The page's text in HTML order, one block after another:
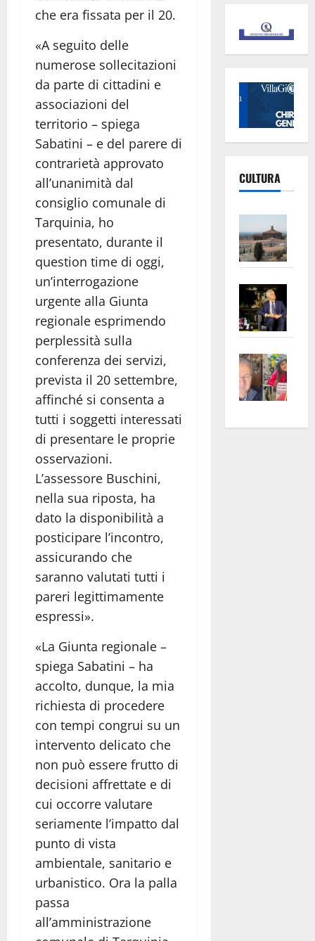
che era fissata per il 20.
«A seguito delle
numerose sollecitazioni
da parte di cittadini e
associazioni del
territorio – spiega
Sabatini – e del parere di
contrarietà approvato
all’unanimità dal
consiglio comunale di
Tarquinia, ho
presentato, durante il
question time di oggi,
un’interrogazione
urgente alla Giunta
regionale esprimendo
perplessità sulla
conferenza dei servizi,
prevista il 20 settembre,
affinché si consenta a
tutti i soggetti interessati
di presentare le proprie
osservazioni.
L’assessore Buschini,
nella sua riposta, ha
dato la disponibilità a
posticipare l’incontro,
assicurando che
saranno valutati tutti i
pareri legittimamente
espressi».
«La Giunta regionale –
spiega Sabatini – ha
accolto, dunque, la mia
richiesta di procedere
con tempi congrui su un
intervento delicato che
non può essere frutto di
decisioni affrettate e di
cui occorre valutare
seriamente l’impatto dal
punto di vista
ambientale, sanitario e
urbanistico. Ora la palla
passa
all’amministrazione
CULTURA
euro
apre